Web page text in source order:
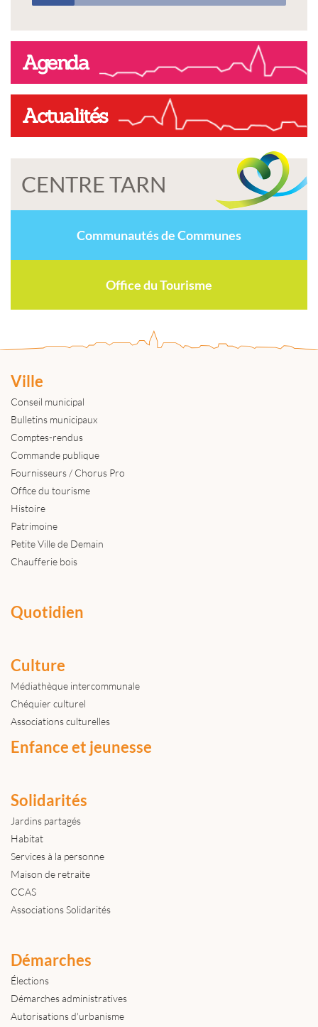
Agenda
Actualités
CENTRE TARN
Communautés de Communes
Office du Tourisme
Ville
Conseil municipal
Bulletins municipaux
Comptes-rendus
Commande publique
Fournisseurs / Chorus Pro
Office du tourisme
Histoire
Patrimoine
Petite Ville de Demain
Chaufferie bois
Quotidien
Culture
Médiathèque intercommunale
Chéquier culturel
Associations culturelles
Enfance et jeunesse
Solidarités
Jardins partagés
Habitat
Services à la personne
Maison de retraite
CCAS
Associations Solidarités
Démarches
Élections
Démarches administratives
Autorisations d'urbanisme